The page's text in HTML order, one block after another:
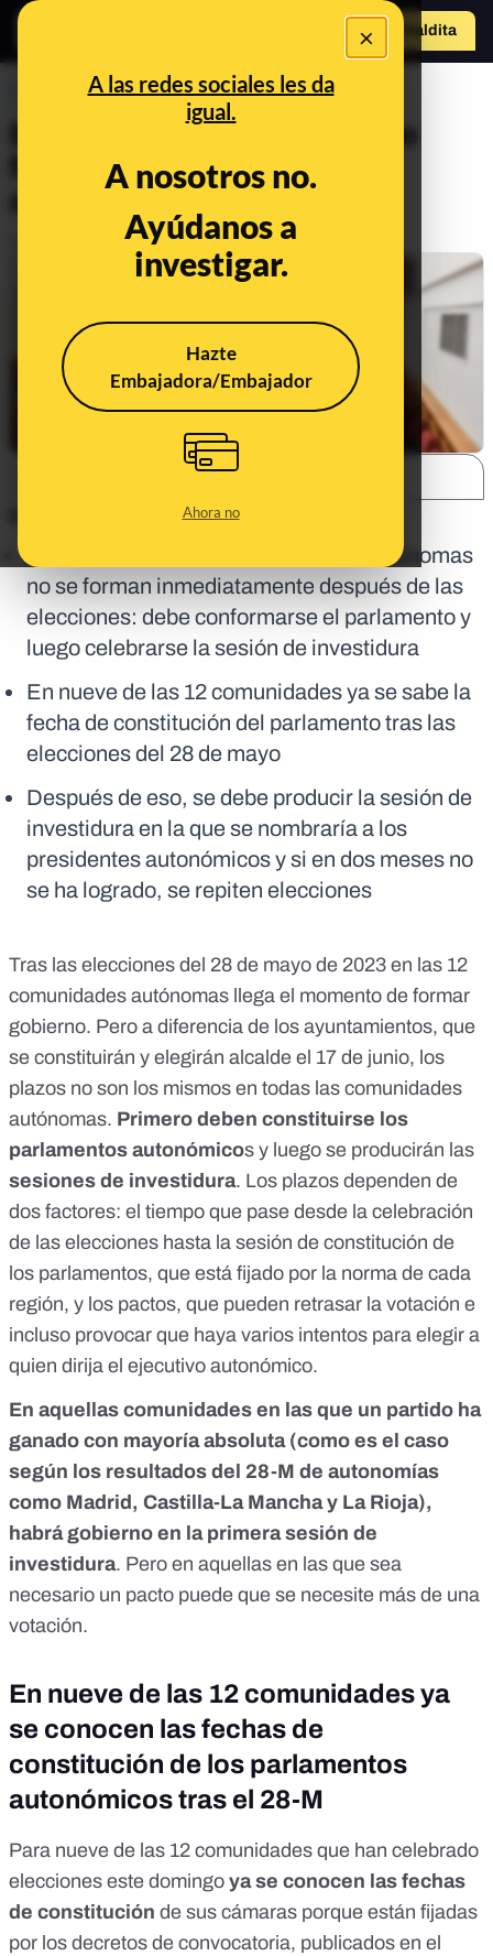
×
A las redes sociales les da
igual.
A nosotros no.
Ayúdanos a
investigar.
Hazte
Embajadora/Embajador
Ahora no
Hazte Maldito
a
PREBUNKING
Elecciones 28M: cuándo se
forman los gobiernos
autonómicos
May 29, 2023, 4:26:50 PM
Los gobiernos de las comunidades autónomas
no se forman inmediatamente después de las
elecciones: debe conformarse el parlamento y
luego celebrarse la sesión de investidura
En nueve de las 12 comunidades ya se sabe la
fecha de constitución del parlamento tras las
elecciones del 28 de mayo
Después de eso, se debe producir la sesión de
investidura en la que se nombraría a los
presidentes autonómicos y si en dos meses no
se ha logrado, se repiten elecciones
Tras las elecciones del 28 de mayo de 2023 en las 12
comunidades autónomas llega el momento de formar
gobierno. Pero a diferencia de los ayuntamientos, que
se constituirán y elegirán alcalde el 17 de junio, los
plazos no son los mismos en todas las comunidades
autónomas. Primero deben constituirse los
parlamentos autonómicos y luego se producirán las
sesiones de investidura. Los plazos dependen de
dos factores: el tiempo que pase desde la celebración
de las elecciones hasta la sesión de constitución de
los parlamentos, que está fijado por la norma de cada
región, y los pactos, que pueden retrasar la votación e
incluso provocar que haya varios intentos para elegir a
quien dirija el ejecutivo autonómico.
En aquellas comunidades en las que un partido ha
ganado con mayoría absoluta (como es el caso
según los resultados del 28-M de autonomías
como Madrid, Castilla-La Mancha y La Rioja),
habrá gobierno en la primera sesión de
investidura. Pero en aquellas en las que sea
necesario un pacto puede que se necesite más de una
votación.
En nueve de las 12 comunidades ya
se conocen las fechas de
constitución de los parlamentos
autonómicos tras el 28-M
Para nueve de las 12 comunidades que han celebrado
elecciones este domingo ya se conocen las fechas
de constitución de sus cámaras porque están fijadas
por los decretos de convocatoria, publicados en el